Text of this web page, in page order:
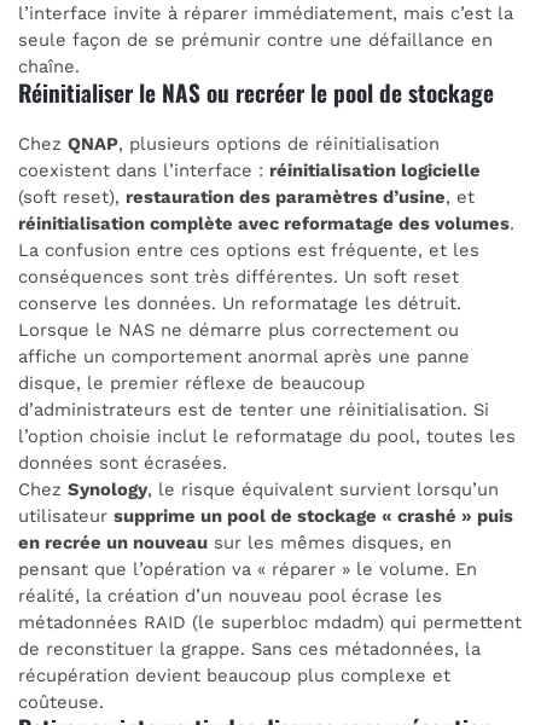
l’interface invite à réparer immédiatement, mais c’est la
seule façon de se prémunir contre une défaillance en
chaîne.
Réinitialiser le NAS ou recréer le pool de stockage
Chez QNAP, plusieurs options de réinitialisation
coexistent dans l’interface : réinitialisation logicielle
(soft reset), restauration des paramètres d’usine, et
réinitialisation complète avec reformatage des volumes.
La confusion entre ces options est fréquente, et les
conséquences sont très différentes. Un soft reset
conserve les données. Un reformatage les détruit.
Lorsque le NAS ne démarre plus correctement ou
affiche un comportement anormal après une panne
disque, le premier réflexe de beaucoup
d’administrateurs est de tenter une réinitialisation. Si
l’option choisie inclut le reformatage du pool, toutes les
données sont écrasées.
Chez Synology, le risque équivalent survient lorsqu’un
utilisateur supprime un pool de stockage « crashé » puis
en recrée un nouveau sur les mêmes disques, en
pensant que l’opération va « réparer » le volume. En
réalité, la création d’un nouveau pool écrase les
métadonnées RAID (le superbloc mdadm) qui permettent
de reconstituer la grappe. Sans ces métadonnées, la
récupération devient beaucoup plus complexe et
coûteuse.